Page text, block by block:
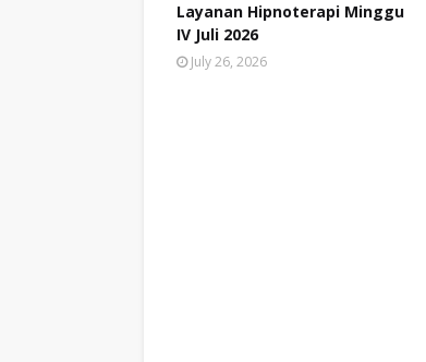
Layanan Hipnoterapi Minggu
IV Juli 2026
July 26, 2026